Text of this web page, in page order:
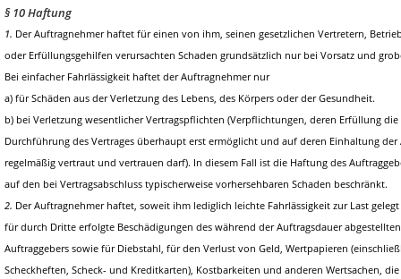
§ 10 Haftung
1. Der Auftragnehmer haftet für einen von ihm, seinen gesetzlichen Vertretern,
oder Erfüllungsgehilfen verursachten Schaden grundsätzlich nur bei Vorsatz und
Bei einfacher Fahrlässigkeit haftet der Auftragnehmer nur
a) für Schäden aus der Verletzung des Lebens, des Körpers oder der Gesundheit.
b) bei Verletzung wesentlicher Vertragspflichten (Verpflichtungen, deren Erfüllung
Durchführung des Vertrages überhaupt erst ermöglicht und auf deren Einhaltung
regelmäßig vertraut und vertrauen darf). In diesem Fall ist die Haftung des
auf den bei Vertragsabschluss typischerweise vorhersehbaren Schaden beschränkt.
2. Der Auftragnehmer haftet, soweit ihm lediglich leichte Fahrlässigkeit zur Last
für durch Dritte erfolgte Beschädigungen des während der Auftragsdauer
Auftraggebers sowie für Diebstahl, für den Verlust von Geld, Wertpapieren
Scheckheften, Scheck- und Kreditkarten), Kostbarkeiten und anderen Wertsachen,